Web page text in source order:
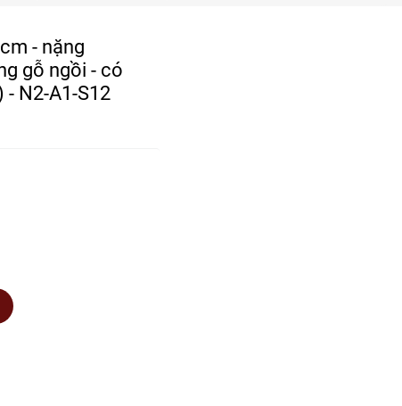
- nặng
gỗ ngồi - có
- N2-A1-S12